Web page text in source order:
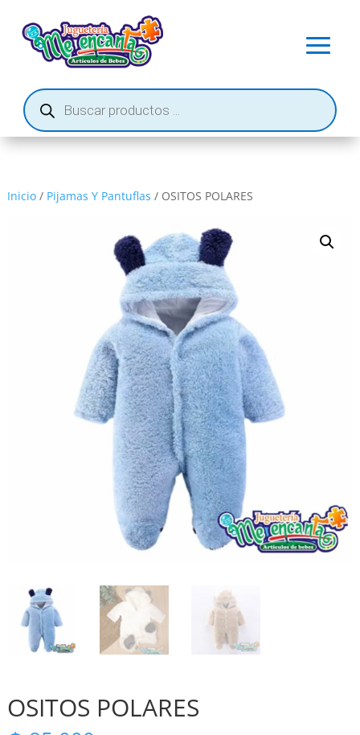
Búsqueda
de
productos
Inicio/ Pijamas Y Pantuflas / OSITOS POLARES
OSITOS POLARES